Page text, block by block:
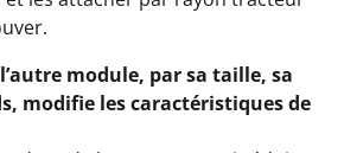
module, par sa taille, sa
modifie les caractéristiques de